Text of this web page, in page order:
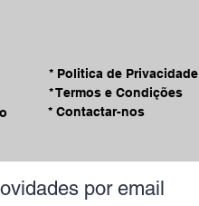
* Contactar-nos
* Termos e Condições
* Politica de Privacidade
por email